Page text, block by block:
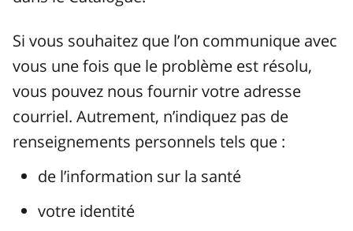
Si vous souhaitez que l’on communique avec
vous une fois que le problème est résolu,
vous pouvez nous fournir votre adresse
courriel. Autrement, n’indiquez pas de
renseignements personnels tels que :
de l’information sur la santé
votre identité